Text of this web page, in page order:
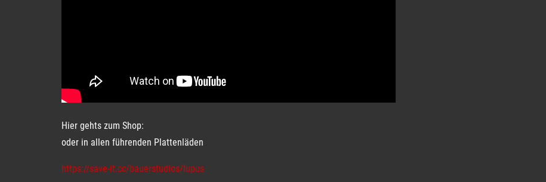
Hier gehts zum Shop:
oder in allen führenden Plattenläden
https://save-it.cc/bauerstudios/lupus